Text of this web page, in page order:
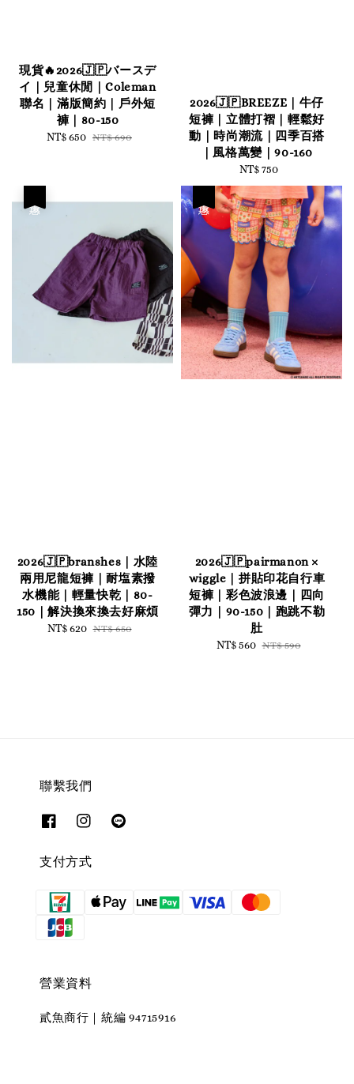
現貨🔥2026🇯🇵バースデ
イ｜兒童休閒｜Coleman
聯名｜滿版簡約｜戶外短
褲｜80-150
Sale
NT$ 650 Regular
NT$ 690
2026🇯🇵BREEZE｜牛仔
短褲｜立體打褶｜輕鬆好
動｜時尚潮流｜四季百搭
｜風格萬變｜90-160
Regular
price
NT$ 750
2026🇯🇵branshes｜水陸
兩用尼龍短褲｜耐塩素撥
水機能｜輕量快乾｜80-
150｜解決換來換去好麻煩
Sale
NT$ 620 Regular
NT$ 650
2026🇯🇵pairmanon ×
wiggle｜拼貼印花自行車
短褲｜彩色波浪邊｜四向
彈力｜90-150｜跑跳不勒
肚
Sale
NT$ 560 Regular
NT$ 590
聯繫我們
支付方式
營業資料
貳魚商行｜統編 94715916